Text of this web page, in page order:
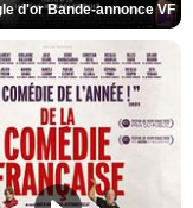
d'or Bande-annonce VF